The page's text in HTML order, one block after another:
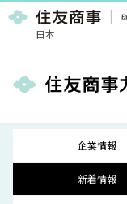
日本
企業情報
新着情報